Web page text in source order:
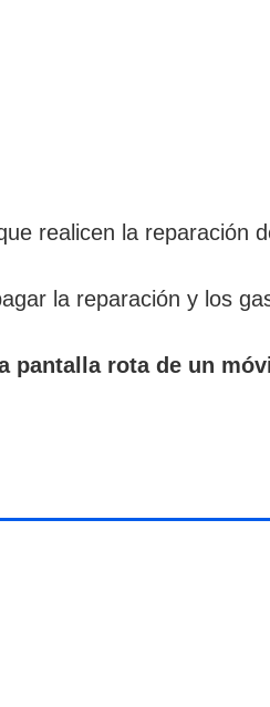
realicen la reparación
la reparación y los
pantalla rota de un